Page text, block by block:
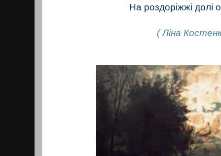
На роздоріжжі долі
( Ліна